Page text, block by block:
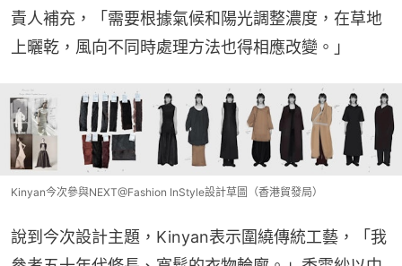
責人補充，「需要根據氣候和陽光調整濃度，在草地
上曬乾，風向不同時處理方法也得相應改變。」
Kinyan今次參與NEXT@Fashion InStyle設計草圖（香港貿發局）
說到今次設計主題，Kinyan表示圍繞傳統工藝，「我